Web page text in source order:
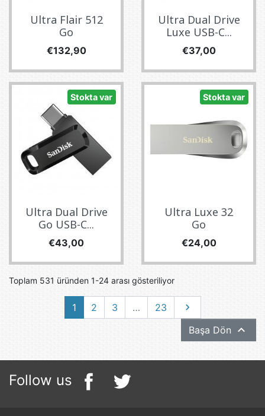
Ultra Flair 512
Go
Fiyat
€132,90
Ultra Dual Drive
Luxe USB-C...
Fiyat
€37,00
Stokta var
Ultra Dual Drive
Go USB-C...
Fiyat
€43,00
Stokta var
Ultra Luxe 32
Go
Fiyat
€24,00
Toplam 531 üründen 1-24 arası gösteriliyor
1 2 3 … 23 Sonraki

Başa Dön 
Follow us